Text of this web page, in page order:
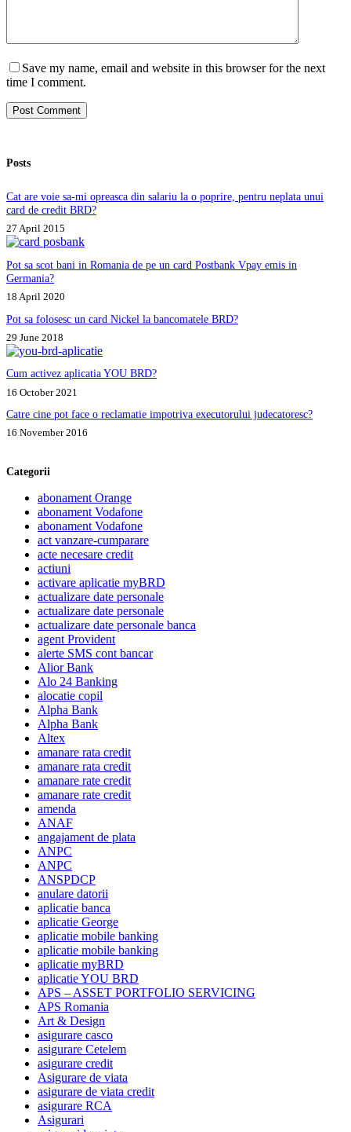
Save my name, email and website in this browser for the next
time I comment.
Post Comment
Posts
Cat are voie sa-mi opreasca din salariu la o poprire, pentru neplata unui
card de credit BRD?
27 April 2015
Pot sa scot bani in Romania de pe un card Postbank Vpay emis in
Germania?
18 April 2020
Pot sa folosesc un card Nickel la bancomatele BRD?
29 June 2018
Cum activez aplicatia YOU BRD?
16 October 2021
Catre cine pot face o reclamatie impotriva executorului judecatoresc?
16 November 2016
Categorii
abonament Orange
abonament Vodafone
abonament Vodafone
act vanzare-cumparare
acte necesare credit
actiuni
activare aplicatie myBRD
actualizare date personale
actualizare date personale
actualizare date personale banca
agent Provident
alerte SMS cont bancar
Alior Bank
Alo 24 Banking
alocatie copil
Alpha Bank
Alpha Bank
Altex
amanare rata credit
amanare rata credit
amanare rate credit
amanare rate credit
amenda
ANAF
angajament de plata
ANPC
ANPC
ANSPDCP
anulare datorii
aplicatie banca
aplicatie George
aplicatie mobile banking
aplicatie mobile banking
aplicatie myBRD
aplicatie YOU BRD
APS – ASSET PORTFOLIO SERVICING
APS Romania
Art & Design
asigurare casco
asigurare Cetelem
asigurare credit
Asigurare de viata
asigurare de viata credit
asigurare RCA
Asigurari